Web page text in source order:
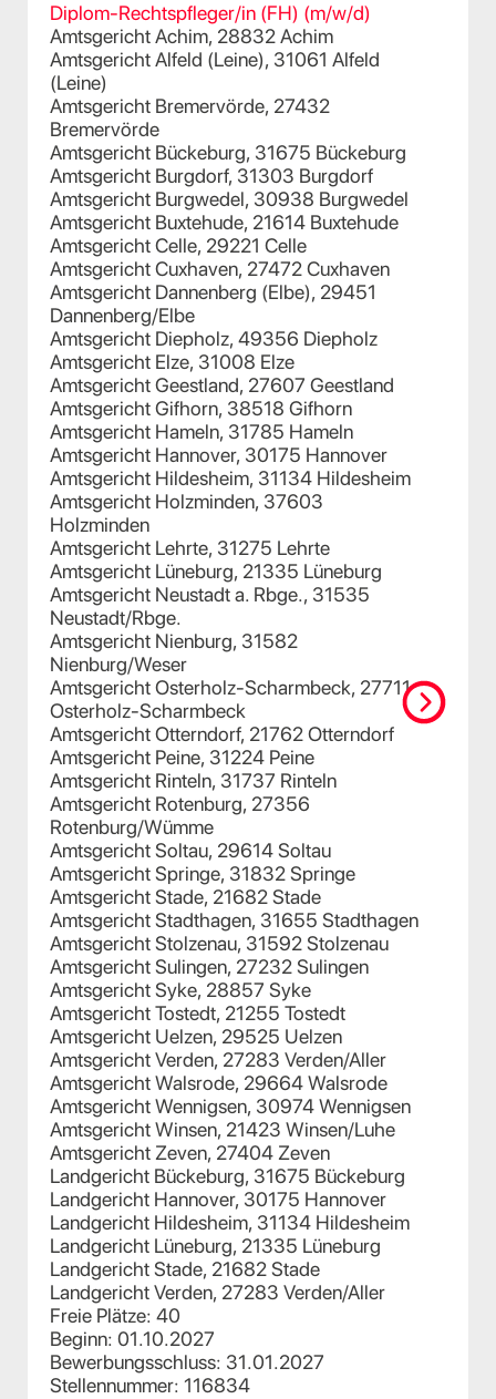
Diplom-Rechtspfleger/in (FH) (m/w/d)
Amtsgericht Achim, 28832 Achim
Amtsgericht Alfeld (Leine), 31061 Alfeld
(Leine)
Amtsgericht Bremervörde, 27432
Bremervörde
Amtsgericht Bückeburg, 31675 Bückeburg
Amtsgericht Burgdorf, 31303 Burgdorf
Amtsgericht Burgwedel, 30938 Burgwedel
Amtsgericht Buxtehude, 21614 Buxtehude
Amtsgericht Celle, 29221 Celle
Amtsgericht Cuxhaven, 27472 Cuxhaven
Amtsgericht Dannenberg (Elbe), 29451
Dannenberg/Elbe
Amtsgericht Diepholz, 49356 Diepholz
Amtsgericht Elze, 31008 Elze
Amtsgericht Geestland, 27607 Geestland
Amtsgericht Gifhorn, 38518 Gifhorn
Amtsgericht Hameln, 31785 Hameln
Amtsgericht Hannover, 30175 Hannover
Amtsgericht Hildesheim, 31134 Hildesheim
Amtsgericht Holzminden, 37603
Holzminden
Amtsgericht Lehrte, 31275 Lehrte
Amtsgericht Lüneburg, 21335 Lüneburg
Amtsgericht Neustadt a. Rbge., 31535
Neustadt/Rbge.
Amtsgericht Nienburg, 31582
Nienburg/Weser
Amtsgericht Osterholz-Scharmbeck, 27711
Osterholz-Scharmbeck
Amtsgericht Otterndorf, 21762 Otterndorf
Amtsgericht Peine, 31224 Peine
Amtsgericht Rinteln, 31737 Rinteln
Amtsgericht Rotenburg, 27356
Rotenburg/Wümme
Amtsgericht Soltau, 29614 Soltau
Amtsgericht Springe, 31832 Springe
Amtsgericht Stade, 21682 Stade
Amtsgericht Stadthagen, 31655 Stadthagen
Amtsgericht Stolzenau, 31592 Stolzenau
Amtsgericht Sulingen, 27232 Sulingen
Amtsgericht Syke, 28857 Syke
Amtsgericht Tostedt, 21255 Tostedt
Amtsgericht Uelzen, 29525 Uelzen
Amtsgericht Verden, 27283 Verden/Aller
Amtsgericht Walsrode, 29664 Walsrode
Amtsgericht Wennigsen, 30974 Wennigsen
Amtsgericht Winsen, 21423 Winsen/Luhe
Amtsgericht Zeven, 27404 Zeven
Landgericht Bückeburg, 31675 Bückeburg
Landgericht Hannover, 30175 Hannover
Landgericht Hildesheim, 31134 Hildesheim
Landgericht Lüneburg, 21335 Lüneburg
Landgericht Stade, 21682 Stade
Landgericht Verden, 27283 Verden/Aller
Freie Plätze: 40
Beginn: 01.10.2027
Bewerbungsschluss: 31.01.2027
Stellennummer: 116834